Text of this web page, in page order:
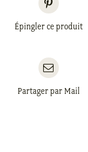
Épingler ce produit
Partager par Mail